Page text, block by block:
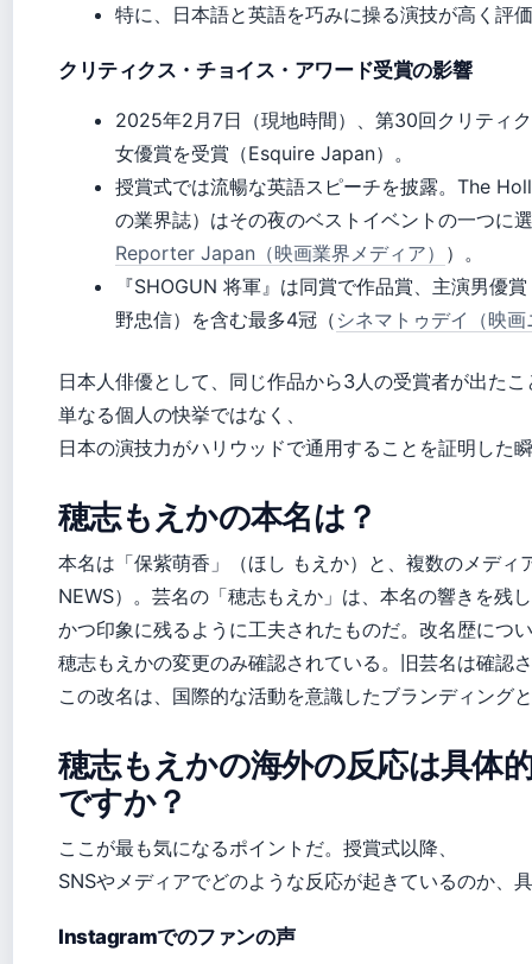
特に、日本語と英語を巧みに操る演技が高く評
クリティクス・チョイス・アワード受賞の影響
2025年2月7日（現地時間）、第30回クリティ
女優賞を受賞（Esquire Japan）。
授賞式では流暢な英語スピーチを披露。The
の業界誌）はその夜のベストイベントの一つに
Reporter Japan（映画業界メディア） ）。
『SHOGUN 将軍』は同賞で作品賞、主演男優
野忠信）を含む最多4冠（ シネマトゥデイ（映
日本人俳優として、同じ作品から3人の受賞者が出た
単なる個人の快挙ではなく、
日本の演技力がハリウッドで通用することを証明した
穂志もえかの本名は？
本名は「保紫萌香」（ほし もえか）と、複数のメディ
NEWS）。芸名の「穂志もえか」は、本名の響きを残
かつ印象に残るように工夫されたものだ。改名歴につ
穂志もえかの変更のみ確認されている。旧芸名は確認
この改名は、国際的な活動を意識したブランディング
穂志もえかの海外の反応は具体
ですか？
ここが最も気になるポイントだ。授賞式以降、
SNSやメディアでどのような反応が起きているのか、
Instagramでのファンの声